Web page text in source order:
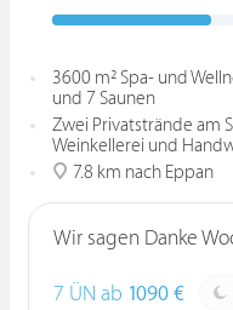
3600 m² Spa- und
und 7 Saunen
Zwei Privatstrände am
Weinkellerei und
7.8 km nach Eppan
Wir sagen Danke
7 ÜN ab 1090 €